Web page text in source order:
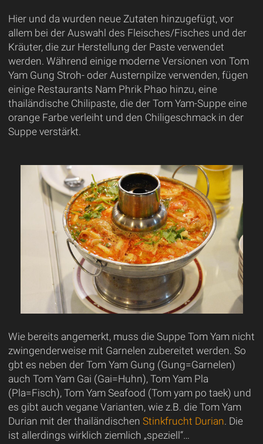
Hier und da wurden neue Zutaten hinzugefügt, vor
allem bei der Auswahl des Fleisches/Fisches und der
Kräuter, die zur Herstellung der Paste verwendet
werden. Während einige moderne Versionen von Tom
Yam Gung Stroh- oder Austernpilze verwenden, fügen
einige Restaurants Nam Phrik Phao hinzu, eine
thailändische Chilipaste, die der Tom Yam-Suppe eine
orange Farbe verleiht und den Chiligeschmack in der
Suppe verstärkt.
Wie bereits angemerkt, muss die Suppe Tom Yam nicht
zwingenderweise mit Garnelen zubereitet werden. So
gbt es neben der Tom Yam Gung (Gung=Garnelen)
auch Tom Yam Gai (Gai=Huhn), Tom Yam Pla
(Pla=Fisch), Tom Yam Seafood (Tom yam po taek) und
es gibt auch vegane Varianten, wie z.B. die Tom Yam
Durian mit der thailändischen Stinkfrucht Durian. Die
ist allerdings wirklich ziemlich „speziell“…